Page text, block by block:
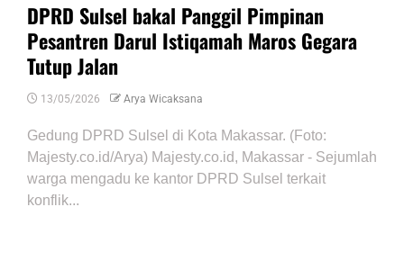
DPRD Sulsel bakal Panggil Pimpinan
Pesantren Darul Istiqamah Maros Gegara
Tutup Jalan
13/05/2026 Arya Wicaksana
Gedung DPRD Sulsel di Kota Makassar. (Foto:
Majesty.co.id/Arya) Majesty.co.id, Makassar - Sejumlah
warga mengadu ke kantor DPRD Sulsel terkait
konflik...